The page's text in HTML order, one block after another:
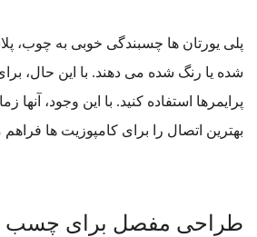
پلی یورتان ها چسبندگی خوبی به چوب،
شده یا رنگ شده می دهند. با این حال،
پرایمرها استفاده کنید. با این وجود، آنها
بهترین اتصال را برای کامپوزیت ها
طراحی مفصل برای چسب